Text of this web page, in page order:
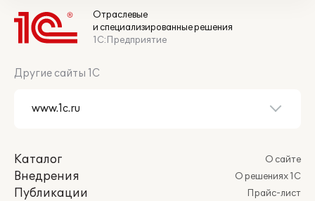
Отраслевые
и специализированные решения
1С:Предприятие
Другие сайты 1С
Каталог
Внедрения
Публикации
О сайте
О решениях 1С
Прайс-лист